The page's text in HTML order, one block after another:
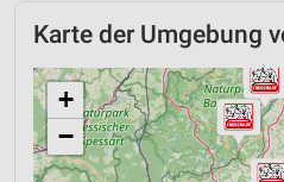
Karte der Umgebung
+
−